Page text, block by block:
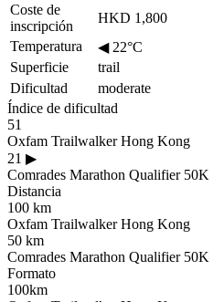
Coste de
inscripción
HKD 1,800
Temperatura
◀22°C
Superficie
trail
Dificultad
moderate
Índice de dificultad
51
Oxfam Trailwalker Hong Kong
21 ▶
Comrades Marathon Qualifier 50K
Distancia
100 km
Oxfam Trailwalker Hong Kong
50 km
Comrades Marathon Qualifier 50K
Formato
100km